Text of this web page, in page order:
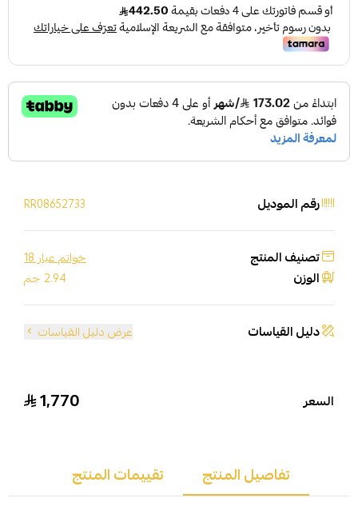
رقم الموديل RR08652733
تصنيف المنتج خواتم عيار 18
الوزن 2.94 جم
دليل القياسات عرض دليل القياسات
السعر 1,770
تفاصيل المنتج تقييمات المنتج